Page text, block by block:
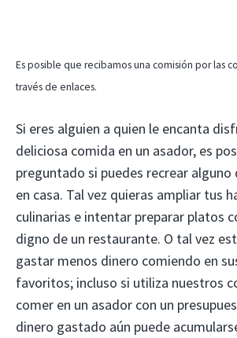
Es posible que recibamos una comisión por las
través de enlaces.
Si eres alguien a quien le encanta
deliciosa comida en un asador, es
preguntado si puedes recrear alguno
en casa. Tal vez quieras ampliar tus
culinarias e intentar preparar platos
digno de un restaurante. O tal vez
gastar menos dinero comiendo en
favoritos; incluso si utiliza nuestros
comer en un asador con un
dinero gastado aún puede